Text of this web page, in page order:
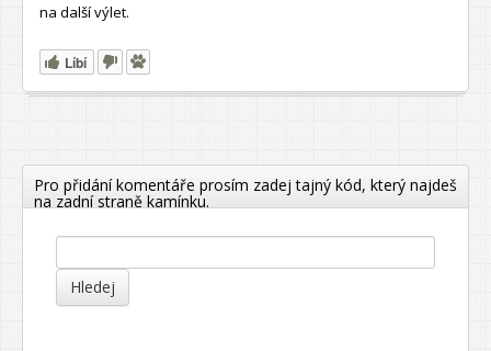
na další výlet.
Líbí
Pro přidání komentáře prosím zadej tajný kód, který najdeš
na zadní straně kamínku.
Hledej